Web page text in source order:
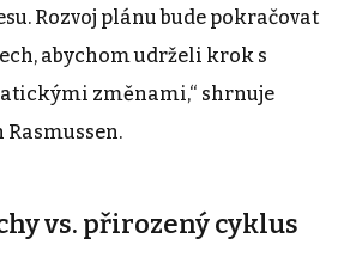
Rozvoj plánu bude pokračovat
abychom udrželi krok s
změnami,“ shrnuje
vs. přirozený cyklus